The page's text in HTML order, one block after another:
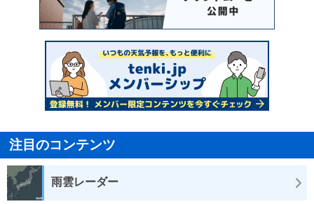
注目のコンテンツ
雨雲レーダー